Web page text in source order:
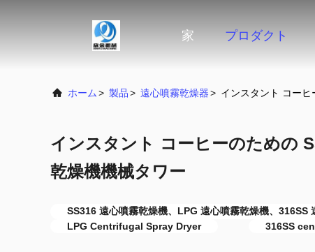
家 プロダクト
ホーム > 製品> 遠心噴霧乾燥器> インスタント コー
インスタント コーヒーのための
乾燥機機械タワー
SS316 遠心噴霧乾燥機、LPG 遠心噴霧乾燥機、316SS
LPG Centrifugal Spray Dryer
316SS